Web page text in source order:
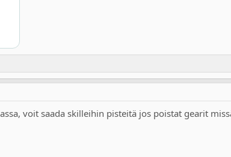
voit saada skilleihin pisteitä jos poistat gearit